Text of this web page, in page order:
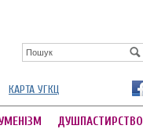
КАРТА УГКЦ
ДУШПАСТИРСТВО